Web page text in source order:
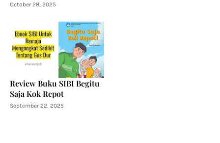
October 28, 2025
Review Buku SIBI Begitu
Saja Kok Repot
September 22, 2025